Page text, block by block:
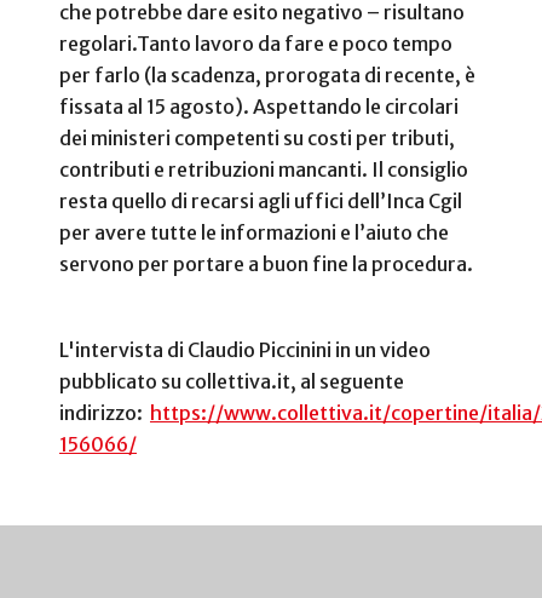
che potrebbe dare esito negativo – risultano
regolari.Tanto lavoro da fare e poco tempo
per farlo (la scadenza, prorogata di recente, è
fissata al 15 agosto). Aspettando le circolari
dei ministeri competenti su costi per tributi,
contributi e retribuzioni mancanti. Il consiglio
resta quello di recarsi agli uffici dell’Inca Cgil
per avere tutte le informazioni e l’aiuto che
servono per portare a buon fine la procedura.
L'intervista di Claudio Piccinini in un video
pubblicato su collettiva.it, al seguente
indirizzo: https://www.collettiva.it/copertine/
156066/